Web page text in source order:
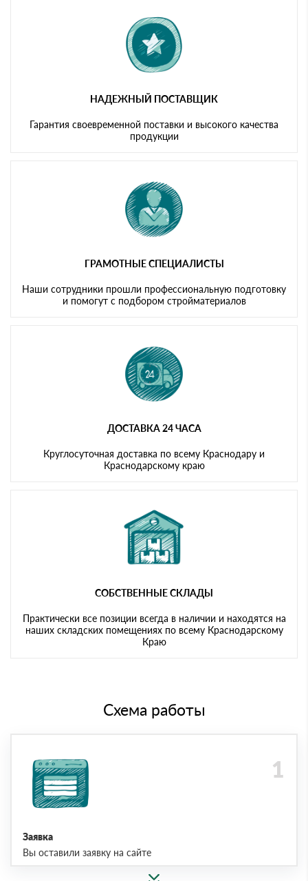
НАДЕЖНЫЙ ПОСТАВЩИК
Гарантия своевременной поставки и высокого качества
продукции
ГРАМОТНЫЕ СПЕЦИАЛИСТЫ
Наши сотрудники прошли профессиональную подготовку
и помогут с подбором стройматериалов
ДОСТАВКА 24 ЧАСА
Круглосуточная доставка по всему Краснодару и
Краснодарскому краю
СОБСТВЕННЫЕ СКЛАДЫ
Практически все позиции всегда в наличии и находятся на
наших складских помещениях по всему Краснодарскому
Краю
Схема работы
Заявка
Вы оставили заявку на сайте